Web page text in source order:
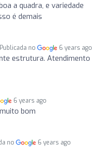
a quadra, e variedade
é demais
Publicada no 6 years ago
estrutura. Atendimento
6 years ago
bom
no 6 years ago